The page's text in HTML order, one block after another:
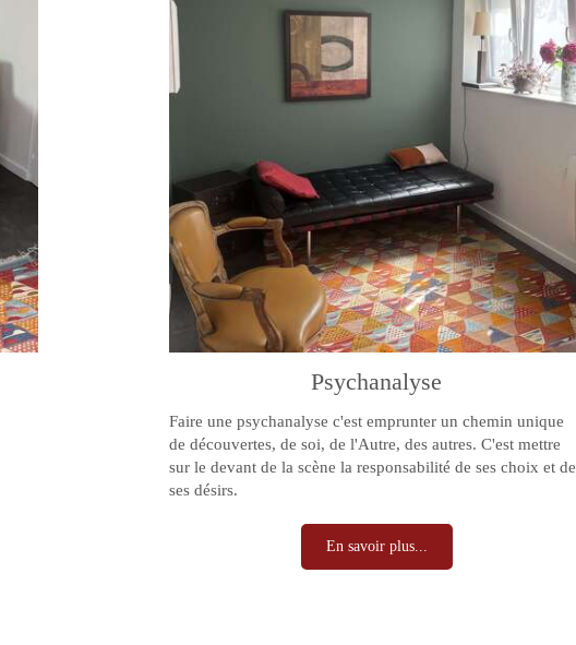
Psychanalyse
Faire une psychanalyse c'est emprunter un chemin unique
de découvertes, de soi, de l'Autre, des autres. C'est mettre
sur le devant de la scène la responsabilité de ses choix et de
ses désirs.
En savoir plus...